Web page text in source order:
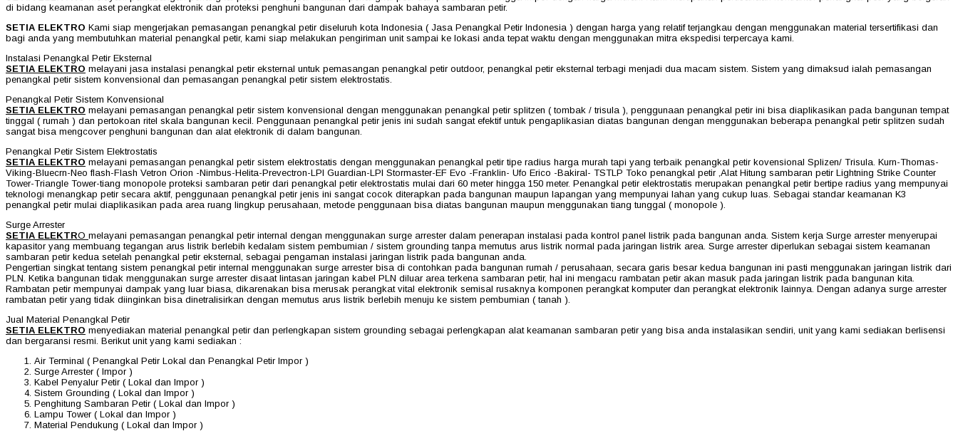
di bidang keamanan aset perangkat elektronik dan proteksi penghuni bangunan dari dampak bahaya sambaran petir.
SETIA ELEKTRO Kami siap mengerjakan pemasangan penangkal petir diseluruh kota Indonesia ( Jasa Penangkal Petir Indonesia ) dengan harga yang relatif terjangkau dengan menggunakan material tersertifikasi dan
bagi anda yang membutuhkan material penangkal petir, kami siap melakukan pengiriman unit sampai ke lokasi anda tepat waktu dengan menggunakan mitra ekspedisi terpercaya kami.
Instalasi Penangkal Petir Eksternal
SETIA ELEKTRO melayani jasa instalasi penangkal petir eksternal untuk pemasangan penangkal petir outdoor, penangkal petir eksternal terbagi menjadi dua macam sistem. Sistem yang dimaksud ialah pemasangan
penangkal petir sistem konvensional dan pemasangan penangkal petir sistem elektrostatis.
Penangkal Petir Sistem Konvensional
SETIA ELEKTRO melayani pemasangan penangkal petir sistem konvensional dengan menggunakan penangkal petir splitzen ( tombak / trisula ), penggunaan penangkal petir ini bisa diaplikasikan pada bangunan tempat
tinggal ( rumah ) dan pertokoan ritel skala bangunan kecil. Penggunaan penangkal petir jenis ini sudah sangat efektif untuk pengaplikasian diatas bangunan dengan menggunakan beberapa penangkal petir splitzen sudah
sangat bisa mengcover penghuni bangunan dan alat elektronik di dalam bangunan.
Penangkal Petir Sistem Elektrostatis
SETIA ELEKTRO melayani pemasangan penangkal petir sistem elektrostatis dengan menggunakan penangkal petir tipe radius harga murah tapi yang terbaik penangkal petir kovensional Splizen/ Trisula. Kurn-Thomas-
Viking-Bluecrn-Neo flash-Flash Vetron Orion -Nimbus-Helita-Prevectron-LPI Guardian-LPI Stormaster-EF Evo -Franklin- Ufo Erico -Bakiral- TSTLP Toko penangkal petir ,Alat Hitung sambaran petir Lightning Strike Counter
Tower-Triangle Tower-tiang monopole proteksi sambaran petir dari penangkal petir elektrostatis mulai dari 60 meter hingga 150 meter. Penangkal petir elektrostatis merupakan penangkal petir bertipe radius yang mempunyai
teknologi menangkap petir secara aktif, penggunaan penangkal petir jenis ini sangat cocok diterapkan pada bangunan maupun lapangan yang mempunyai lahan yang cukup luas. Sebagai standar keamanan K3
penangkal petir mulai diaplikasikan pada area ruang lingkup perusahaan, metode penggunaan bisa diatas bangunan maupun menggunakan tiang tunggal ( monopole ).
Surge Arrester
SETIA ELEKTRO melayani pemasangan penangkal petir internal dengan menggunakan surge arrester dalam penerapan instalasi pada kontrol panel listrik pada bangunan anda. Sistem kerja Surge arrester menyerupai
kapasitor yang membuang tegangan arus listrik berlebih kedalam sistem pembumian / sistem grounding tanpa memutus arus listrik normal pada jaringan listrik area. Surge arrester diperlukan sebagai sistem keamanan
sambaran petir kedua setelah penangkal petir eksternal, sebagai pengaman instalasi jaringan listrik pada bangunan anda.
Pengertian singkat tentang sistem penangkal petir internal menggunakan surge arrester bisa di contohkan pada bangunan rumah / perusahaan, secara garis besar kedua bangunan ini pasti menggunakan jaringan listrik dari
PLN. Ketika bangunan tidak menggunakan surge arrester disaat lintasan jaringan kabel PLN diluar area terkena sambaran petir, hal ini mengacu rambatan petir akan masuk pada jaringan listrik pada bangunan kita.
Rambatan petir mempunyai dampak yang luar biasa, dikarenakan bisa merusak perangkat vital elektronik semisal rusaknya komponen perangkat komputer dan perangkat elektronik lainnya. Dengan adanya surge arrester
rambatan petir yang tidak diinginkan bisa dinetralisirkan dengan memutus arus listrik berlebih menuju ke sistem pembumian ( tanah ).
Jual Material Penangkal Petir
SETIA ELEKTRO menyediakan material penangkal petir dan perlengkapan sistem grounding sebagai perlengkapan alat keamanan sambaran petir yang bisa anda instalasikan sendiri, unit yang kami sediakan berlisensi
dan bergaransi resmi. Berikut unit yang kami sediakan :
Air Terminal ( Penangkal Petir Lokal dan Penangkal Petir Impor )
Surge Arrester ( Impor )
Kabel Penyalur Petir ( Lokal dan Impor )
Sistem Grounding ( Lokal dan Impor )
Penghitung Sambaran Petir ( Lokal dan Impor )
Lampu Tower ( Lokal dan Impor )
Material Pendukung ( Lokal dan Impor )